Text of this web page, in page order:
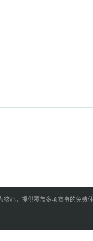
核心，提供覆盖多项赛事的免费